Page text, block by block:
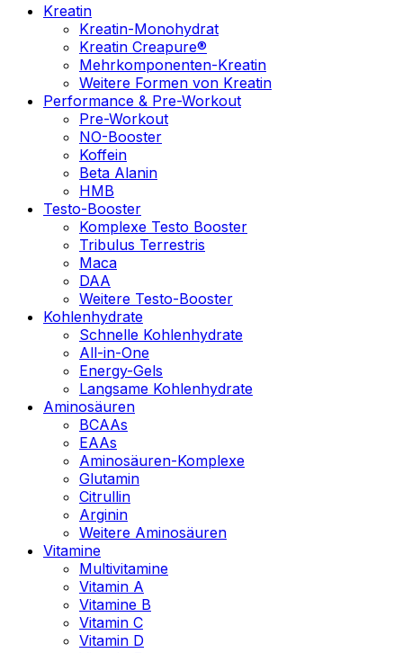
Kreatin
Kreatin-Monohydrat
Kreatin Creapure®
Mehrkomponenten-Kreatin
Weitere Formen von Kreatin
Performance & Pre-Workout
Pre-Workout
NO-Booster
Koffein
Beta Alanin
HMB
Testo-Booster
Komplexe Testo Booster
Tribulus Terrestris
Maca
DAA
Weitere Testo-Booster
Kohlenhydrate
Schnelle Kohlenhydrate
All-in-One
Energy-Gels
Langsame Kohlenhydrate
Aminosäuren
BCAAs
EAAs
Aminosäuren-Komplexe
Glutamin
Citrullin
Arginin
Weitere Aminosäuren
Vitamine
Multivitamine
Vitamin A
Vitamine B
Vitamin C
Vitamin D